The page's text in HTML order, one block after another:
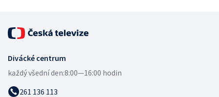
Divácké centrum
každý všední den:8:00—16:00 hodin
261 136 113